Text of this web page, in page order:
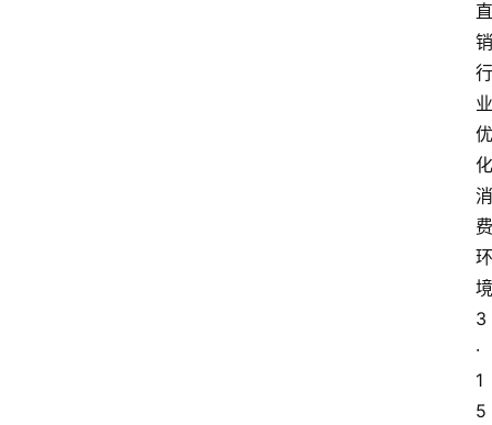
直
销
行
业
优
化
消
费
环
境
3
·
1
5